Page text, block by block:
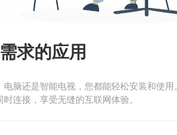
求的应用
脑还是智能电视，您都能轻松安装和使用。
连接，享受无缝的互联网体验。